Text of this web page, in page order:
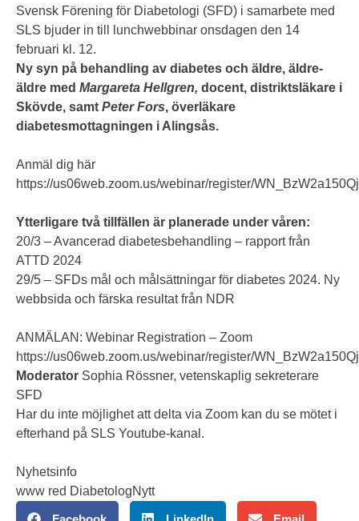
Svensk Förening för Diabetologi (SFD) i samarbete med
SLS bjuder in till lunchwebbinar onsdagen den 14
februari kl. 12.
Ny syn på behandling av diabetes och äldre, äldre-
äldre med Margareta Hellgren, docent, distriktsläkare i
Skövde, samt Peter Fors, överläkare
diabetesmottagningen i Alingsås.
Anmäl dig här
https://us06web.zoom.us/webinar/register/
Ytterligare två tillfällen är planerade under våren:
20/3 – Avancerad diabetesbehandling – rapport från
ATTD 2024
29/5 – SFDs mål och målsättningar för diabetes 2024. Ny
webbsida och färska resultat från NDR
ANMÄLAN: Webinar Registration – Zoom
https://us06web.zoom.us/webinar/register/
Moderator Sophia Rössner, vetenskaplig sekreterare
SFD
Har du inte möjlighet att delta via Zoom kan du se mötet i
efterhand på SLS Youtube-kanal.
Nyhetsinfo
www red DiabetologNytt